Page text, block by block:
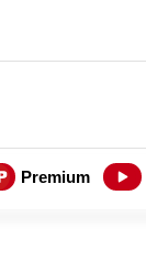
Premium